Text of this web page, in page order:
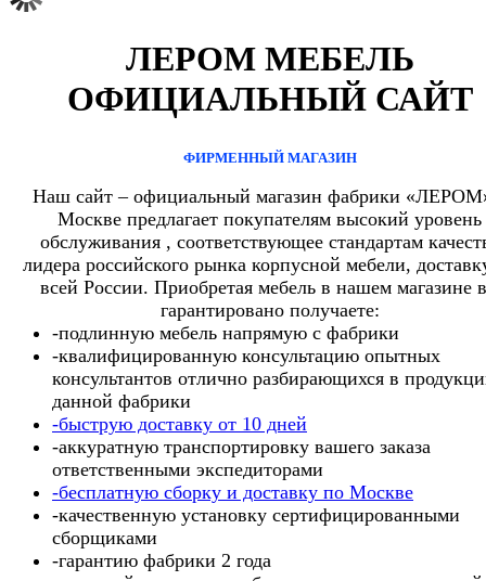
ЛЕРОМ МЕБЕЛЬ
ОФИЦИАЛЬНЫЙ САЙТ
ФИРМЕННЫЙ МАГАЗИН
Наш сайт – официальный магазин фабрики
Москве предлагает покупателям высокий уровень
обслуживания , соответствующее стандартам
лидера российского рынка корпусной мебели,
всей России. Приобретая мебель в нашем магазине
гарантировано получаете:
-подлинную мебель напрямую с фабрики
-квалифицированную консультацию опытных
консультантов отлично разбирающихся в
данной фабрики
-быструю доставку от 10 дней
-аккуратную транспортировку вашего заказа
ответственными экспедиторами
-бесплатную сборку и доставку по Москве
-качественную установку сертифицированными
сборщиками
-гарантию фабрики 2 года